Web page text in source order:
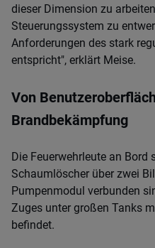
dieser Dimension zu
Steuerungssystem zu
Anforderungen des stark
entspricht", erklärt Meise.
Von
Brandbekämpfung
Die Feuerwehrleute an Bord
Schaumlöscher über zwei
Pumpenmodul verbunden
Zuges unter großen Tanks
befindet.